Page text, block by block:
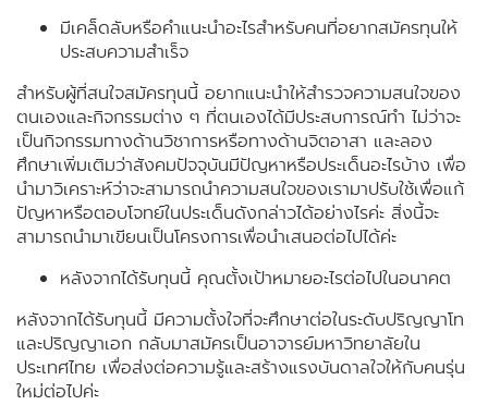
มีเคล็ดลับหรือคำแนะนำอะไรสำหรับคนที่อยากสมัครทุนให้
ประสบความสำเร็จ
สำหรับผู้ที่สนใจสมัครทุนนี้ อยากแนะนำให้สำรวจความสนใจของ
ตนเองและกิจกรรมต่าง ๆ ที่ตนเองได้มีประสบการณ์ทำ ไม่ว่าจะ
เป็นกิจกรรมทางด้านวิชาการหรือทางด้านจิตอาสา และลอง
ศึกษาเพิ่มเติมว่าสังคมปัจจุบันมีปัญหาหรือประเด็นอะไรบ้าง เพื่อ
นำมาวิเคราะห์ว่าจะสามารถนำความสนใจของเรามาปรับใช้เพื่อแก้
ปัญหาหรือตอบโจทย์ในประเด็นดังกล่าวได้อย่างไรค่ะ สิ่งนี้จะ
สามารถนำมาเขียนเป็นโครงการเพื่อนำเสนอต่อไปได้ค่ะ
หลังจากได้รับทุนนี้ คุณตั้งเป้าหมายอะไรต่อไปในอนาคต
หลังจากได้รับทุนนี้ มีความตั้งใจที่จะศึกษาต่อในระดับปริญญาโท
และปริญญาเอก กลับมาสมัครเป็นอาจารย์มหาวิทยาลัยใน
ประเทศไทย เพื่อส่งต่อความรู้และสร้างแรงบันดาลใจให้กับคนรุ่น
ใหม่ต่อไปค่ะ